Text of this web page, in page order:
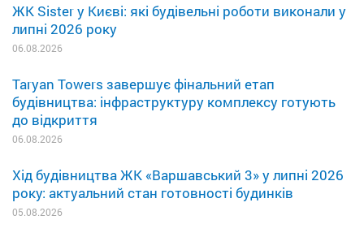
ЖК Sister у Києві: які будівельні роботи виконали у
липні 2026 року
06.08.2026
Taryan Towers завершує фінальний етап
будівництва: інфраструктуру комплексу готують
до відкриття
06.08.2026
Хід будівництва ЖК «Варшавський 3» у липні 2026
року: актуальний стан готовності будинків
05.08.2026